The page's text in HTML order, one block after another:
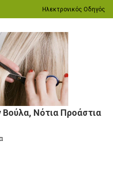
Ηλεκτρονικός Οδηγός
Βούλα, Νότια Προάστια